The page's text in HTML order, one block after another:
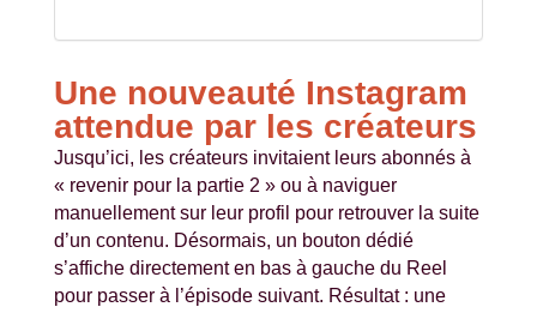
Une nouveauté Instagram
attendue par les créateurs
Jusqu’ici, les créateurs invitaient leurs abonnés à
« revenir pour la partie 2 » ou à naviguer
manuellement sur leur profil pour retrouver la suite
d’un contenu. Désormais, un bouton dédié
s’affiche directement en bas à gauche du Reel
pour passer à l’épisode suivant. Résultat : une